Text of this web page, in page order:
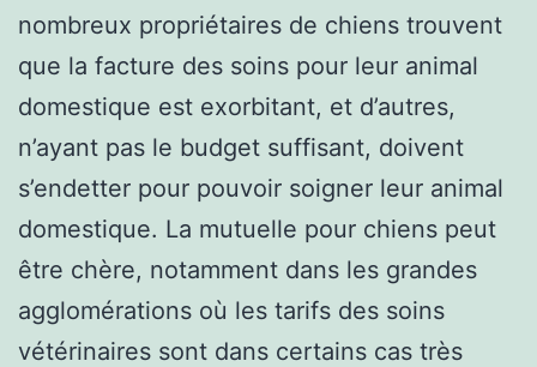
nombreux propriétaires de chiens trouvent
que la facture des soins pour leur animal
domestique est exorbitant, et d’autres,
n’ayant pas le budget suffisant, doivent
s’endetter pour pouvoir soigner leur animal
domestique. La mutuelle pour chiens peut
être chère, notamment dans les grandes
agglomérations où les tarifs des soins
vétérinaires sont dans certains cas très